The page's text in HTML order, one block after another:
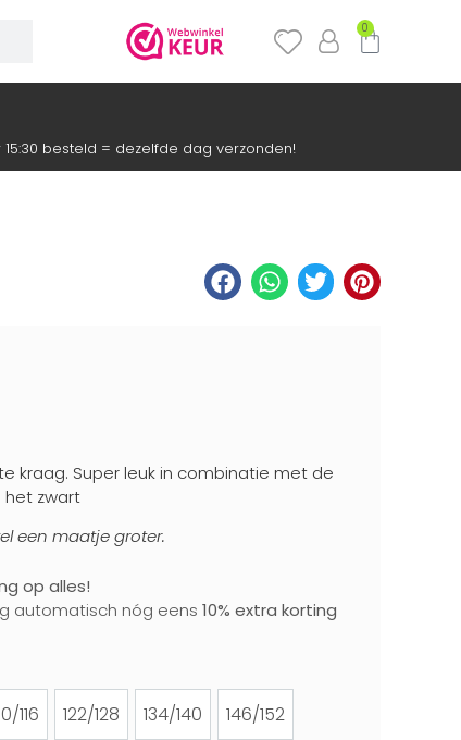
0
15:30 besteld = dezelfde dag verzonden!
kraag. Super leuk in combinatie met de
het zwart
een maatje groter.
op alles!
automatisch nóg eens 10% extra korting
116
110/116
122/128
122/128
134/140
134/140
146/152
146/152